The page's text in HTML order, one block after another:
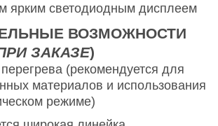
ярким светодиодным дисплеем
ВОЗМОЖНОСТИ
ЗАКАЗЕ)
(рекомендуется для
материалов и использования
режиме)